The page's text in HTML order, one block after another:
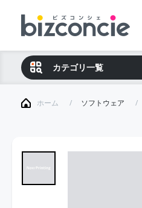
カテゴリ一覧
ホーム ソフトウェア